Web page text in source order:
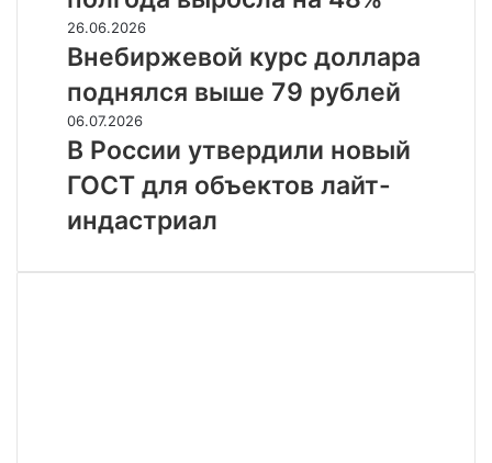
за
полгода
выросла
на
48%
Внебиржевой
курс
доллара
поднялся
выше
79
рублей
26.06.2026
Внебиржевой курс доллара
поднялся выше 79 рублей
В
России
утвердили
новый
ГОСТ
для
06.07.2026
В России утвердили новый
ГОСТ для объектов лайт-
индастриал